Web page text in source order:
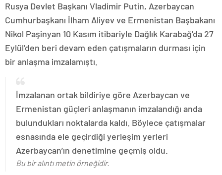
Rusya Devlet Başkanı Vladimir Putin, Azerbaycan
Cumhurbaşkanı İlham Aliyev ve Ermenistan Başbakanı
Nikol Paşinyan 10 Kasım itibariyle Dağlık Karabağ’da 27
Eylül’den beri devam eden çatışmaların durması için
bir anlaşma imzalamıştı.
İmzalanan ortak bildiriye göre Azerbaycan ve
Ermenistan güçleri anlaşmanın imzalandığı anda
bulundukları noktalarda kaldı. Böylece çatışmalar
esnasında ele geçirdiği yerleşim yerleri
Azerbaycan’ın denetimine geçmiş oldu.
Bu bir alıntı metin örneğidir.